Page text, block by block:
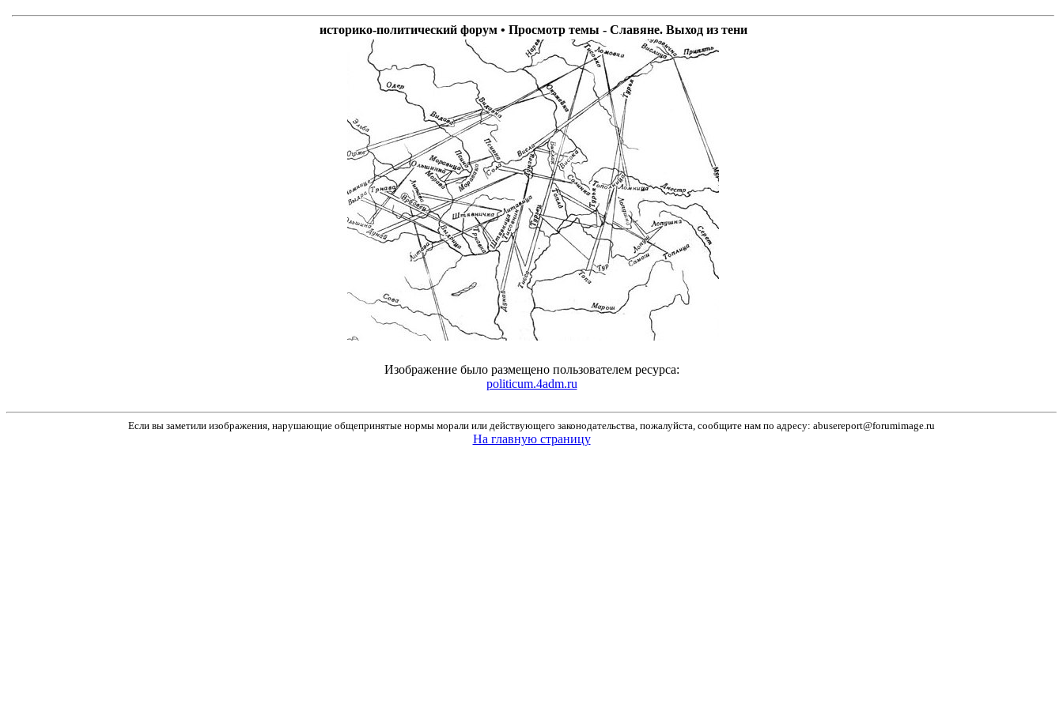
историко-политический форум • Просмотр темы - Славяне. Выход из тени
Изображение было размещено пользователем ресурса:
politicum.4adm.ru
Если вы заметили изображения, нарушающие общепринятые нормы морали или действующего законодательства, пожалуйста, сообщите нам по адресу: abusereport@forumimage.ru
На главную страницу